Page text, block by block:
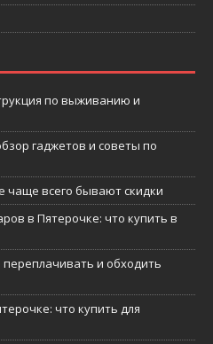
по выживанию и
гаджетов и советы по
чаще всего бывают скидки
в Пятерочке: что купить в
и обходить
что купить для